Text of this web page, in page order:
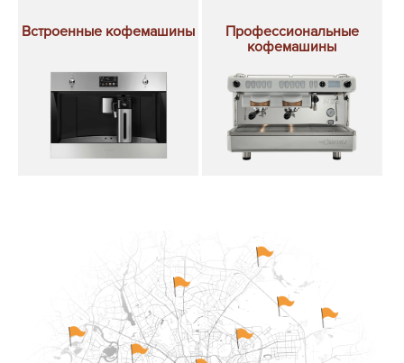
Встроенные кофемашины
Профессиональные
кофемашины